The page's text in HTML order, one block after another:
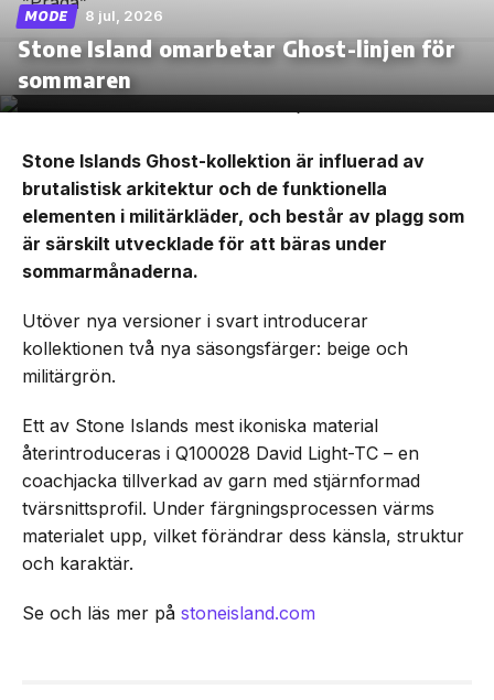
MODE 8 jul, 2026
Stone Island omarbetar Ghost-linjen för
sommaren
Stone Islands Ghost-kollektion är influerad av
brutalistisk arkitektur och de funktionella
elementen i militärkläder, och består av plagg som
är särskilt utvecklade för att bäras under
sommarmånaderna.
Utöver nya versioner i svart introducerar
kollektionen två nya säsongsfärger: beige och
militärgrön.
Ett av Stone Islands mest ikoniska material
återintroduceras i Q100028 David Light-TC – en
coachjacka tillverkad av garn med stjärnformad
tvärsnittsprofil. Under färgningsprocessen värms
materialet upp, vilket förändrar dess känsla, struktur
och karaktär.
Se och läs mer på stoneisland.com